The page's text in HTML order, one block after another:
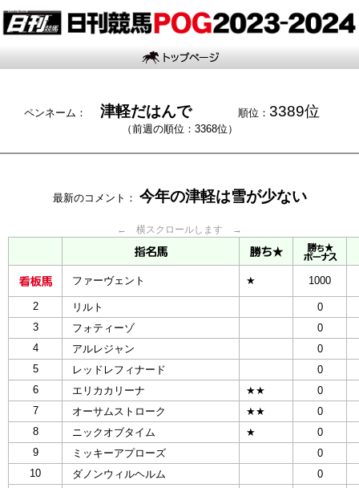
ペンネーム： 津軽だはんで 順位： 3389位
（前週の順位：3368位）
最新のコメント： 今年の津軽は雪が少ない
← 横スクロールします →
ファーヴェント ★ 1000
2 リルト
0
3
フォティーゾ
0
4
アルレジャン
0
5
レッドレフィナード
0
6
エリカカリーナ ★★
0
7
オーサムストローク ★★
0
8
ニックオブタイム ★
0
9
ミッキーアプローズ
0
10
ダノンウィルヘルム
0